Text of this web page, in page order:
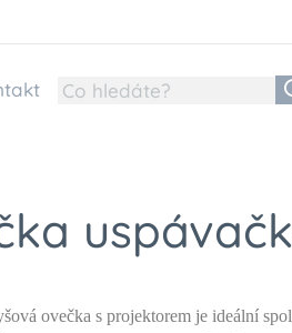
ovečka s projektorem je ideální